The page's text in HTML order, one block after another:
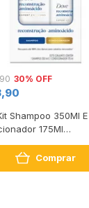
30% OFF
Shampoo 350Ml E
175Ml
Comprar